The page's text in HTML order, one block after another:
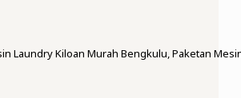
Laundry Kiloan Murah Bengkulu, Paketan